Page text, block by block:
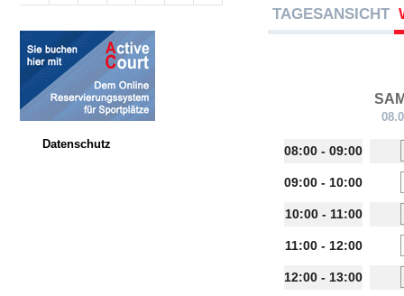
Datenschutz
TAGESANSICHT
08:00 - 09:00
09:00 - 10:00
10:00 - 11:00
11:00 - 12:00
12:00 - 13:00